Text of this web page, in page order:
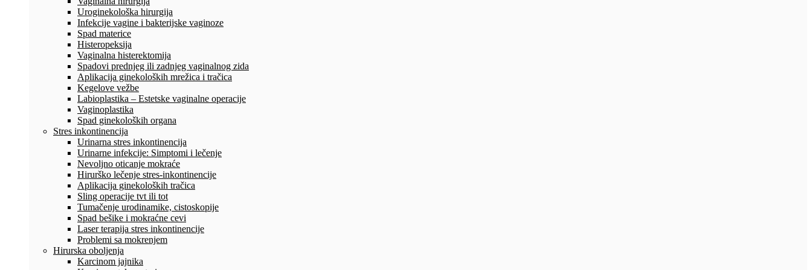
Uroginekološka hirurgija
Infekcije vagine i bakterijske vaginoze
Spad materice
Histeropeksija
Vaginalna histerektomija
Spadovi prednjeg ili zadnjeg vaginalnog zida
Aplikacija ginekoloških mrežica i tračica
Kegelove vežbe
Labioplastika – Estetske vaginalne operacije
Vaginoplastika
Spad ginekoloških organa
Stres inkontinencija
Urinarna stres inkontinencija
Urinarne infekcije: Simptomi i lečenje
Nevoljno oticanje mokraće
Hirurško lečenje stres-inkontinencije
Aplikacija ginekoloških tračica
Sling operacije tvt ili tot
Tumačenje urodinamike, cistoskopije
Spad bešike i mokraćne cevi
Laser terapija stres inkontinencije
Problemi sa mokrenjem
Hirurska oboljenja
Karcinom jajnika